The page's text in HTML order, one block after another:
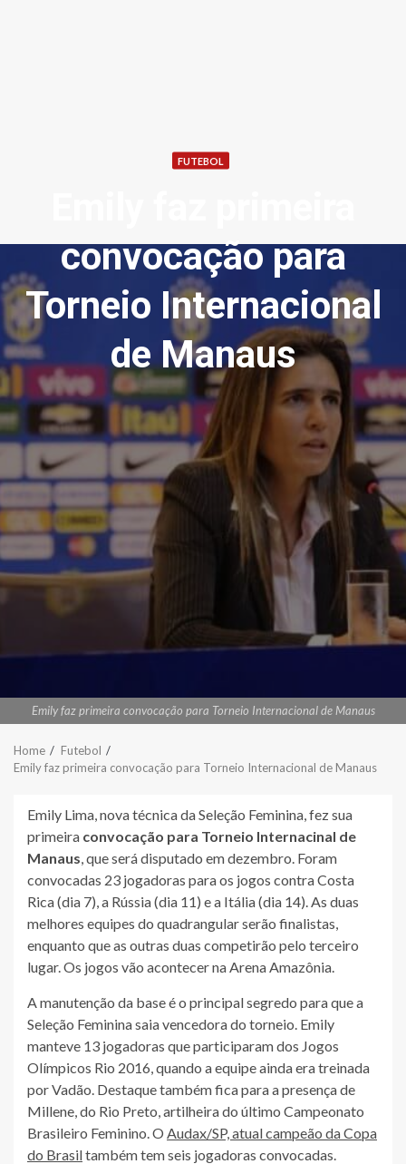
FUTEBOL
convocação para
Torneio Internacional
de Manaus
Emily faz primeira convocação para Torneio Internacional de Manaus
Home
Futebol
Emily faz primeira convocação para Torneio Internacional de Manaus
Emily Lima, nova técnica da Seleção Feminina, fez sua
primeira convocação para Torneio Internacinal de
Manaus, que será disputado em dezembro. Foram
convocadas 23 jogadoras para os jogos contra Costa
Rica (dia 7), a Rússia (dia 11) e a Itália (dia 14). As duas
melhores equipes do quadrangular serão finalistas,
enquanto que as outras duas competirão pelo terceiro
lugar. Os jogos vão acontecer na Arena Amazônia.
A manutenção da base é o principal segredo para que a
Seleção Feminina saia vencedora do torneio. Emily
manteve 13 jogadoras que participaram dos Jogos
Olímpicos Rio 2016, quando a equipe ainda era treinada
por Vadão. Destaque também fica para a presença de
Millene, do Rio Preto, artilheira do último Campeonato
Brasileiro Feminino. O Audax/SP, atual campeão da Copa
do Brasiltambém tem seis jogadoras convocadas.